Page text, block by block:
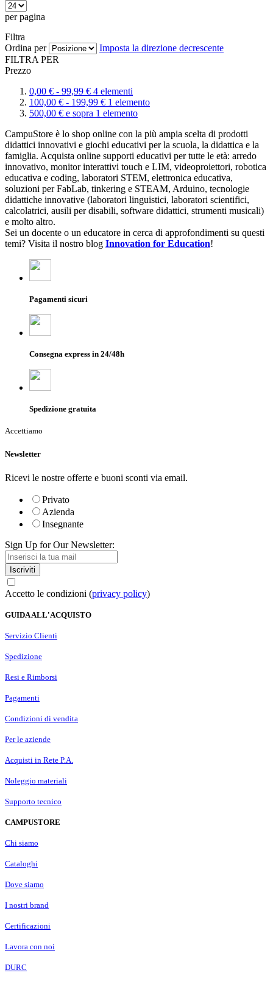
per pagina
Filtra
Ordina per
Imposta la direzione decrescente
FILTRA PER
Prezzo
0,00 € - 99,99 € 4 elementi
100,00 € - 199,99 € 1 elemento
500,00 € e sopra 1 elemento
CampuStore è lo shop online con la più ampia scelta di prodotti
didattici innovativi e giochi educativi per la scuola, la didattica e la
famiglia. Acquista online supporti educativi per tutte le età: arredo
innovativo, monitor interattivi touch e LIM, videoproiettori, robotica
educativa e coding, laboratori STEM, elettronica educativa,
soluzioni per FabLab, tinkering e STEAM, Arduino, tecnologie
didattiche innovative (laboratori linguistici, laboratori scientifici,
calcolatrici, ausili per disabili, software didattici, strumenti musicali)
e molto altro.
Sei un docente o un educatore in cerca di approfondimenti su questi
temi? Visita il nostro blog Innovation for Education!
Pagamenti sicuri
Consegna express in 24/48h
Spedizione gratuita
Accettiamo
Newsletter
Ricevi le nostre offerte e buoni sconti via email.
Privato
Azienda
Insegnante
Sign Up for Our Newsletter:
Iscriviti
Accetto le condizioni (privacy policy)
GUIDA ALL'ACQUISTO
Servizio Clienti
Spedizione
Resi e Rimborsi
Pagamenti
Condizioni di vendita
Per le aziende
Acquisti in Rete P.A.
Noleggio materiali
Supporto tecnico
CAMPUSTORE
Chi siamo
Cataloghi
Dove siamo
I nostri brand
Certificazioni
Lavora con noi
DURC